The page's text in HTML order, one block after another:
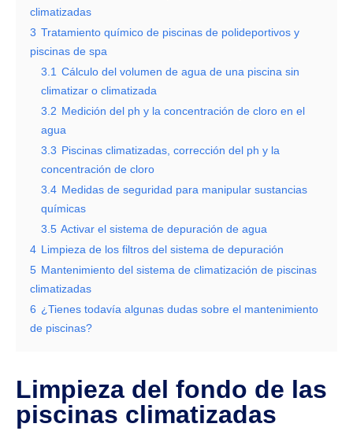
climatizadas
3 Tratamiento químico de piscinas de polideportivos y
piscinas de spa
3.1 Cálculo del volumen de agua de una piscina sin
climatizar o climatizada
3.2 Medición del ph y la concentración de cloro en el
agua
3.3 Piscinas climatizadas, corrección del ph y la
concentración de cloro
3.4 Medidas de seguridad para manipular sustancias
químicas
3.5 Activar el sistema de depuración de agua
4 Limpieza de los filtros del sistema de depuración
5 Mantenimiento del sistema de climatización de piscinas
climatizadas
6 ¿Tienes todavía algunas dudas sobre el mantenimiento
de piscinas?
Limpieza del fondo de las
piscinas climatizadas